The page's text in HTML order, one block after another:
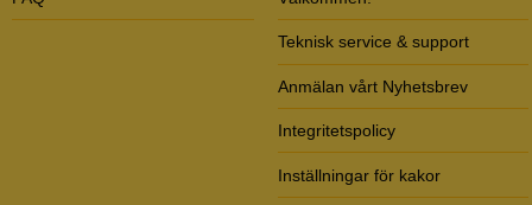
Teknisk service & support
Anmälan vårt Nyhetsbrev
Integritetspolicy
Inställningar för kakor